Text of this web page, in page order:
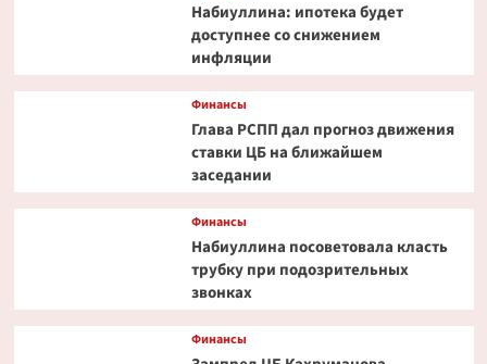
Набиуллина: ипотека будет
доступнее со снижением
инфляции
Финансы
Глава РСПП дал прогноз движения
ставки ЦБ на ближайшем
заседании
Финансы
Набиуллина посоветовала класть
трубку при подозрительных
звонках
Финансы